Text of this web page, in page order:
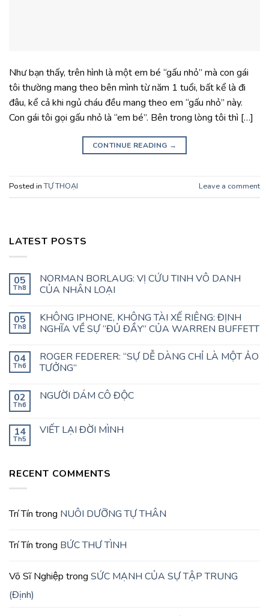
Như bạn thấy, trên hình là một em bé “gấu nhỏ” mà con gái
tôi thường mang theo bên mình từ năm 1 tuổi, bất kể là đi
đâu, kể cả khi ngủ cháu đều mang theo em “gấu nhỏ” này.
Con gái tôi gọi gấu nhỏ là “em bé”. Bên trong lòng tôi thì […]
CONTINUE READING →
Posted inTỰ THOẠI Leave a comment
LATEST POSTS
05
Th8
NORMAN BORLAUG: VỊ CỨU TINH VÔ DANH
CỦA NHÂN LOẠI
05
Th8
KHÔNG IPHONE, KHÔNG TÀI XẾ RIÊNG: ĐỊNH
NGHĨA VỀ SỰ “ĐỦ ĐẦY” CỦA WARREN BUFFETT
04
Th6
ROGER FEDERER: “SỰ DỄ DÀNG CHỈ LÀ MỘT ẢO
TƯỞNG”
02
Th6
NGƯỜI DÁM CÔ ĐỘC
14
Th5
VIẾT LẠI ĐỜI MÌNH
RECENT COMMENTS
Trí Tín trong NUÔI DƯỠNG TỰ THÂN
Trí Tín trong BỨC THƯ TÌNH
Võ Sĩ Nghiệp trong SỨC MẠNH CỦA SỰ TẬP TRUNG
(Định)